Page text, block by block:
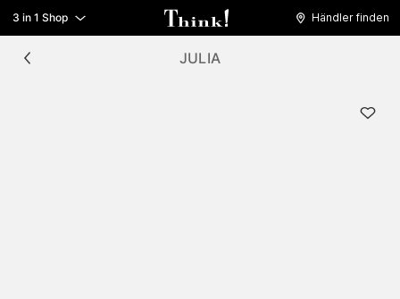
3 in 1 Shop Händler finden
JULIA